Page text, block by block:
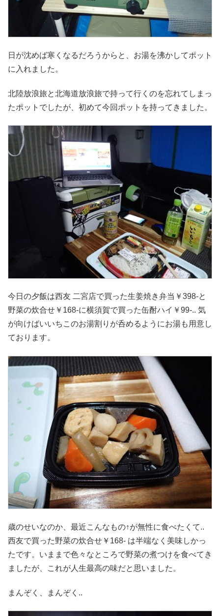
日が沈めば寒くなるだろうからと、お湯を沸かしてポット
に入れました。
北陸放浪旅と北海道放浪旅で持って行くのを忘れてしまっ
たポットでしたが、初めて今回ポットを持ってきました。
今日の夕飯は西友 二宮店で買った生姜焼き弁当￥398-と
野菜の炊合せ￥168-に横須賀で買った缶酎ハイ￥99-.. 気
が向けばいいちこのお湯割りが呑めるようにお湯も用意し
ております。
歳のせいなのか、最近こんなもの↑が無性に食べたくて..
西友で買った野菜の炊合せ￥168- は半端なく美味しかっ
たです。いままで色々なところで野菜の煮つけを食べてき
ましたが、これが人生最高の味だと思いました。
まんぞく、まんぞく..